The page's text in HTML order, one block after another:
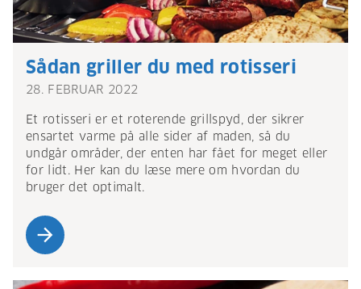
Sådan griller du med rotisseri
28. FEBRUAR 2022
Et rotisseri er et roterende grillspyd, der sikrer
ensartet varme på alle sider af maden, så du
undgår områder, der enten har fået for meget eller
for lidt. Her kan du læse mere om hvordan du
bruger det optimalt.
arrow_forward